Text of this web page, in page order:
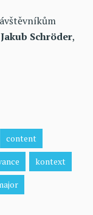
Jakub Schröder,
content
kontext